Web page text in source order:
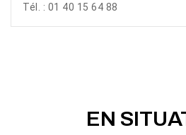
Tél. : 01 40 15 64 88
EN